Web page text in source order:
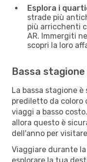
Esplora i
strade più
più arricchenti
AR. Immergiti
scopri la loro
Bassa stagione
La bassa stagione
prediletto da coloro
viaggi a basso
allora questo è
dell'anno per
Viaggiare durante